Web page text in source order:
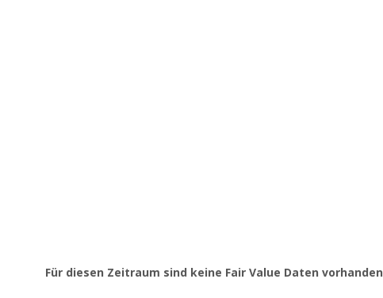
Für diesen Zeitraum sind keine Fair Value Daten vorhanden